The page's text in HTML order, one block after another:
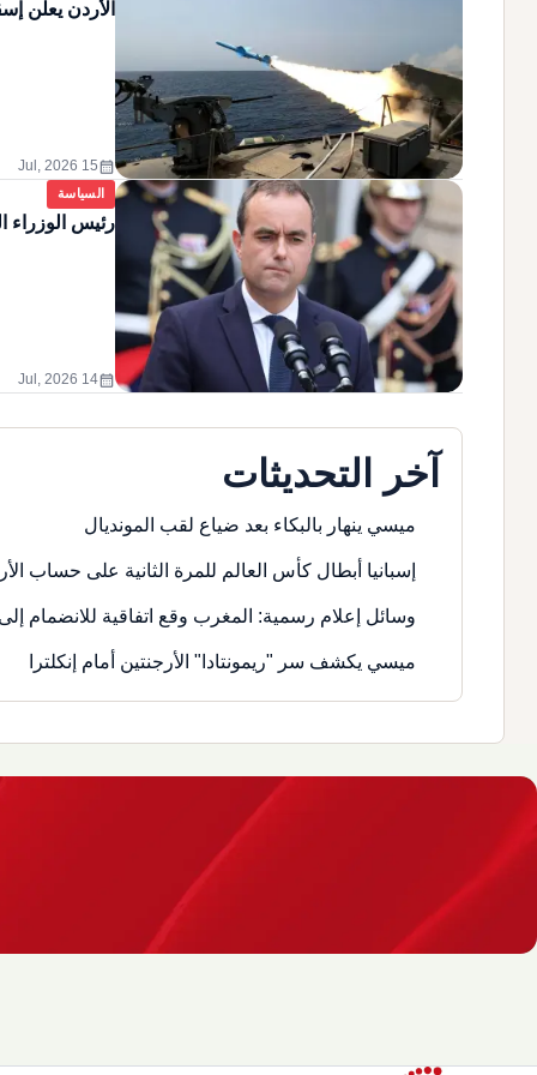
الأردن يعلن
calendar_month
15 Jul, 2026
السياسة
رئيس الوزراء
calendar_month
14 Jul, 2026
آخر التحديثات
ميسي ينهار بالبكاء بعد ضياع لقب المونديال
إسبانيا أبطال كأس العالم للمرة الثانية على حساب
وسائل إعلام رسمية: المغرب وقع اتفاقية للانضمام
ميسي يكشف سر "ريمونتادا" الأرجنتين أمام إنكلترا